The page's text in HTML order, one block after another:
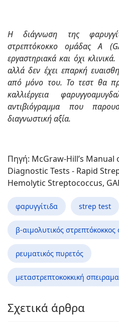
Η διάγνωση της
στρεπτόκοκκο ομάδας Α
εργαστηριακά και όχι
αλλά δεν έχει επαρκή
από μόνο του. Το τεστ θα
καλλιέργεια
αντιβιόγραμμα που
διαγνωστική αξία.
Πηγή: McGraw-Hill’s
Diagnostic Tests - Rapid
Hemolytic Streptococcus,
φαρυγγίτιδα strep test
β-αιμολυτικός
ρευματικός πυρετός
μεταστρεπτοκοκκική
Σχετικά άρθρα